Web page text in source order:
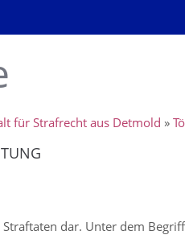
für Strafrecht aus Detmold »
dar. Unter dem